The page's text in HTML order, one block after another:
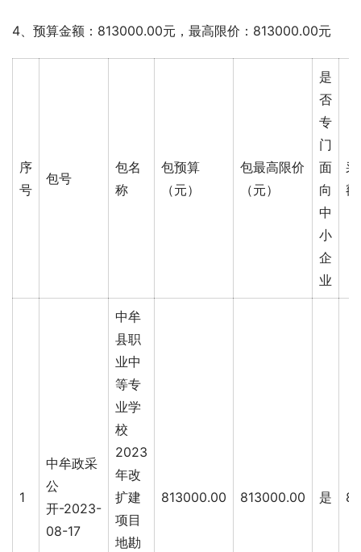
4、预算金额：813000.00元，最高限价：813000.00元
序
号
包号
包名
称
包预算
（元）
包最高限价
（元）
是
否
专
门
面
向
中
小
企
业
1
中牟政采
公
开-2023-
08-17
中牟
县职
业中
等专
业学
校
2023
年改
扩建
项目
地勘
813000.00 813000.00 是